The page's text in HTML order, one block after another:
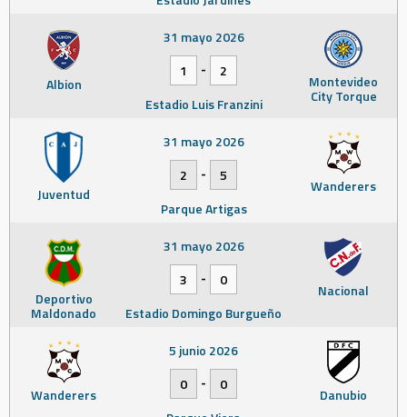
Albion Montevideo
City Torque
31 mayo 2026
1
-
2
Estadio Luis Franzini
Juventud Wanderers
31 mayo 2026
2
-
5
Parque Artigas
Deportivo
Maldonado
Nacional
31 mayo 2026
3
-
0
Estadio Domingo Burgueño
Wanderers Danubio
5 junio 2026
0
-
0